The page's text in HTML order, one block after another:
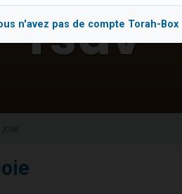
n'avez pas de compte Torah-Box